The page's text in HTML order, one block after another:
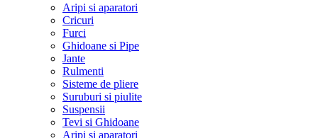
Aripi si aparatori
Cricuri
Furci
Ghidoane si Pipe
Jante
Rulmenti
Sisteme de pliere
Suruburi si piulite
Suspensii
Tevi si Ghidoane
Aripi si aparatori